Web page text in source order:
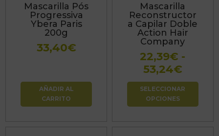
Mascarilla Pós
Progressiva
Ybera Paris
200g
33,40€
AÑADIR AL
CARRITO
Mascarilla
Reconstructor
a Capilar Doble
Action Hair
Company
22,39€ -
53,24€Rango
de
desde
SELECCIONAR
OPCIONES
opciones
se
pueden
elegir
página
producto